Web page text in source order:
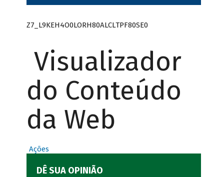
Z7_L9KEH4O0LORH80ALCLTPF80SE0
Visualizador
do Conteúdo
da Web
Ações
DÊ SUA OPINIÃO